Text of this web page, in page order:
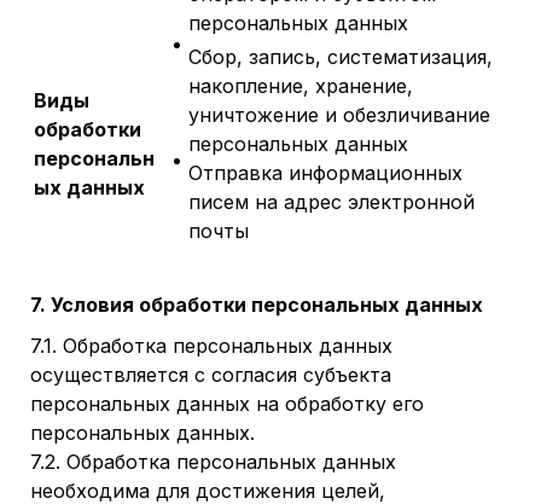
персональных данных
Виды
обработки
персональн
ых данных
Сбор, запись, систематизация,
накопление, хранение,
уничтожение и обезличивание
персональных данных
Отправка информационных
писем на адрес электронной
почты
7. Условия обработки персональных данных
7.1. Обработка персональных данных
осуществляется с согласия субъекта
персональных данных на обработку его
персональных данных.
7.2. Обработка персональных данных
необходима для достижения целей,